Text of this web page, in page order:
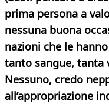
prima persona a
nessuna buona
nazioni che le
tanto sangue, tanta
Nessuno, credo
all’appropriazione